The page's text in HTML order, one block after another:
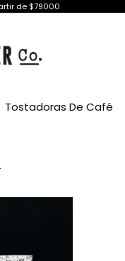
de $79000
Tostadoras De Café